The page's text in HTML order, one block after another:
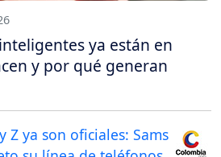
ya están en
y por qué generan